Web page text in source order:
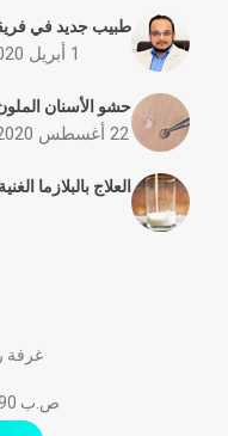
طبيب جديد في
1 أبريل 2020
حشو الأسنان
22 أغسطس 2020
العلاج بالبلازما
غرفة رقم 07-08 الطابق
ص.ب 126590، دبي، الإمارات العربية المتحدة.